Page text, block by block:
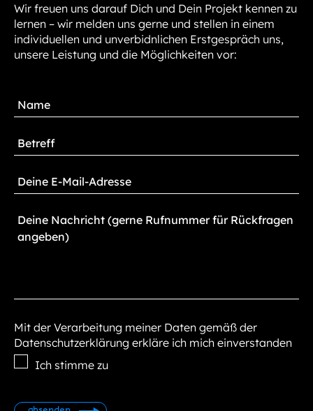
Wir freuen uns darauf Dich und Dein Projekt kennen zu
lernen – wir melden uns gerne und stellen in einem
individuellen und unverbidnlichen Erstgespräch uns,
unsere Leistung und die Möglichkeiten vor:
Mit der Verarbeitung meiner Daten gemäß der
Datenschutzerklärung erkläre ich mich einverstanden
Ich stimme zu